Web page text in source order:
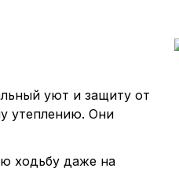
уют и защиту от
утеплению. Они
ходьбу даже на